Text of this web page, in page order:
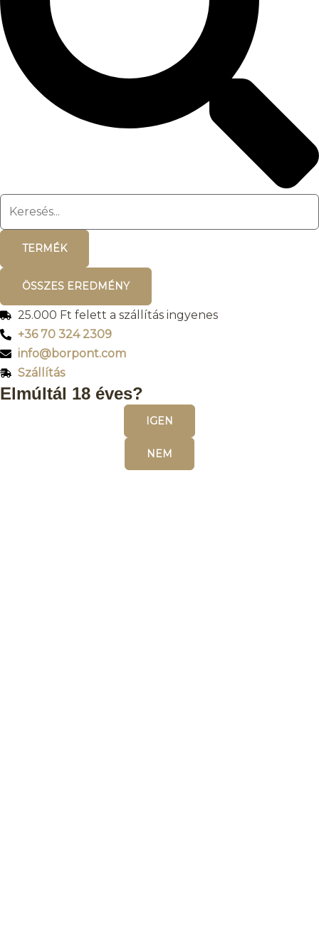
TERMÉK
ÖSSZES EREDMÉNY
25.000 Ft felett a szállítás ingyenes
+36 70 324 2309
info@borpont.com
Szállítás
Elmúltál 18 éves?
IGEN
NEM